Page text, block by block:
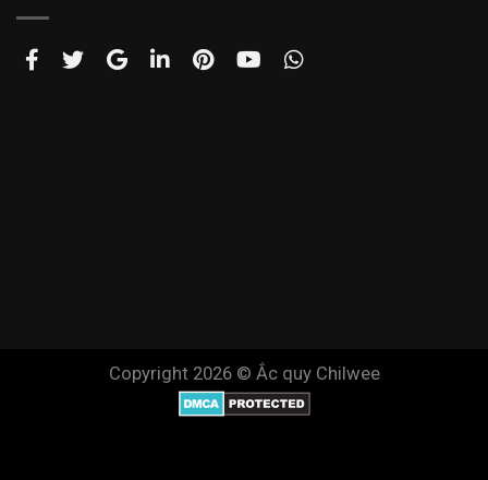
Copyright 2026 © Ắc quy Chilwee